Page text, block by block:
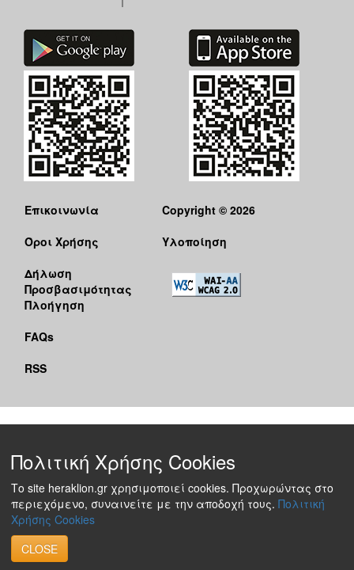
Επικοινωνία
Όροι Χρήσης
Δήλωση
Προσβασιμότητας
Πλοήγηση
FAQs
RSS
Copyright © 2026
Υλοποίηση
Πολιτική Χρήσης Cookies
Το site heraklion.gr χρησιμοποιεί cookies. Προχωρώντας στο
περιεχόμενο, συναινείτε με την αποδοχή τους. Πολιτική
Χρήσης Cookies
CLOSE